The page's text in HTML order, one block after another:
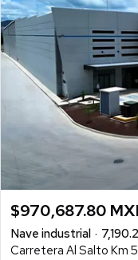
$970,687.80
Nave industrial
Carretera Al Salto Km